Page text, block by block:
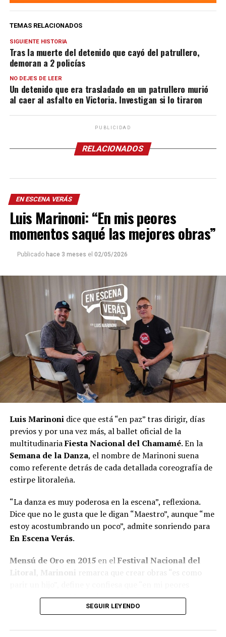
TEMAS RELACIONADOS
SIGUIENTE HISTORIA
Tras la muerte del detenido que cayó del patrullero,
demoran a 2 policías
NO DEJES DE LEER
Un detenido que era trasladado en un patrullero murió
al caer al asfalto en Victoria. Investigan si lo tiraron
PUBLICIDAD
RELACIONADOS
EN ESCENA VERÁS
Luis Marinoni: “En mis peores
momentos saqué las mejores obras”
Publicado hace 3 meses el 02/05/2026
Luis Marinonidice que está “en paz” tras dirigir, días
previos y por una vez más, al ballet oficial de la
multitudinariaFiesta Nacional del Chamamé. En la
Semana de la Danza, el nombre de Marinoni suena
como referente detrás de cada detallada coreografía de
estirpe litoraleña.
“La danza es muy poderosa en la escena”, reflexiona.
Dice que no le gusta que le digan “Maestro”, aunque “me
estoy acostumbrando un poco”, admite sonriendo para
En Escena Verás.
Mensú de Oro en 2015en elFestival Nacional del
Litoral Marinoni remarca que crear obras “es como
momentos saqué las mejores obras”.
para integrar el Ballet Folklórico Nacionalal mando
SEGUIR LEYENDO